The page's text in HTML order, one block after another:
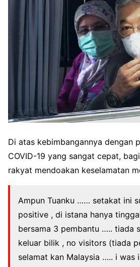
Di atas kebimbangannya dengan
COVID-19 yang sangat cepat,
rakyat mendoakan keselamatan
Ampun Tuanku …… setakat ini
positive , di istana hanya
bersama 3 pembantu ….. tiada
keluar bilik , no visitors (tiada
selamat kan Malaysia ….. i was